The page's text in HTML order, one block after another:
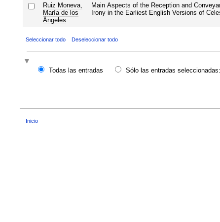
Ruiz Moneva,
María de los
Ángeles
Main Aspects of the Reception and
Irony in the Earliest English Versions of
Seleccionar todo Deseleccionar todo
Todas las entradas
Sólo las entradas seleccionadas:
Inicio